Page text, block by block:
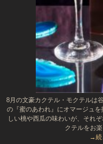
8月の文豪カクテル・モクテルは
の『蜜のあわれ』にオマージュ
しい桃や西瓜の味わいが、それ
クテルをお
→続